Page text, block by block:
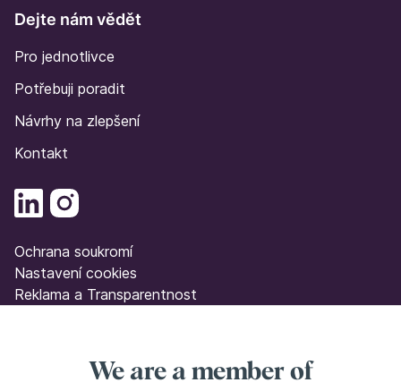
Dejte nám vědět
Pro jednotlivce
Potřebuji poradit
Návrhy na zlepšení
Kontakt
Ochrana soukromí
Nastavení cookies
Reklama a Transparentnost
We are a member of